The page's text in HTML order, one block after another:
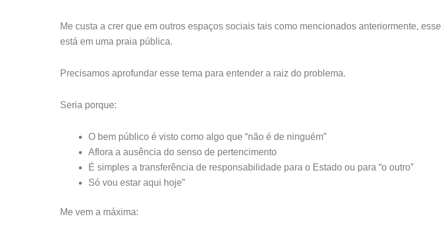
Me custa a crer que em outros espaços sociais tais como mencionados anteriormente,
está em uma praia pública.
Precisamos aprofundar esse tema para entender a raiz do problema.
Seria porque:
O bem público é visto como algo que “não é de ninguém”
Aflora a ausência do senso de pertencimento
É simples a transferência de responsabilidade para o Estado ou para “o outro”
Só vou estar aqui hoje”
Me vem a máxima: